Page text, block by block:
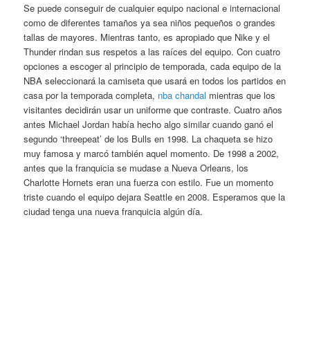
Se puede conseguir de cualquier equipo nacional e internacional
como de diferentes tamaños ya sea niños pequeños o grandes
tallas de mayores. Mientras tanto, es apropiado que Nike y el
Thunder rindan sus respetos a las raíces del equipo. Con cuatro
opciones a escoger al principio de temporada, cada equipo de la
NBA seleccionará la camiseta que usará en todos los partidos en
casa por la temporada completa, nba chandal mientras que los
visitantes decidirán usar un uniforme que contraste. Cuatro años
antes Michael Jordan había hecho algo similar cuando ganó el
segundo ‘threepeat’ de los Bulls en 1998. La chaqueta se hizo
muy famosa y marcó también aquel momento. De 1998 a 2002,
antes que la franquicia se mudase a Nueva Orleans, los
Charlotte Hornets eran una fuerza con estilo. Fue un momento
triste cuando el equipo dejara Seattle en 2008. Esperamos que la
ciudad tenga una nueva franquicia algún día.